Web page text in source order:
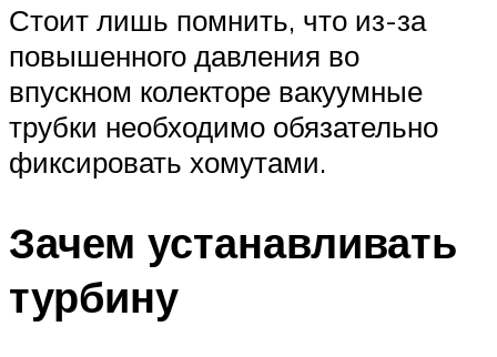
Стоит лишь помнить, что из-за
повышенного давления во
впускном колекторе вакуумные
трубки необходимо обязательно
фиксировать хомутами.
Зачем устанавливать
турбину